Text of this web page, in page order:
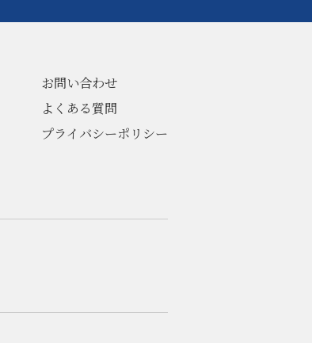
お問い合わせ
よくある質問
プライバシーポリシー